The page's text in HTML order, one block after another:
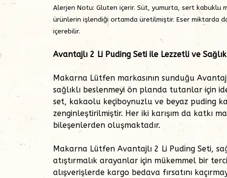
Alerjen Notu: Gluten içerir. Süt, yumurta, sert kabuklu
ürünlerin işlendiği ortamda üretilmiştir. Eser miktarda
içerebilir.
Avantajlı 2 Li Puding Seti ile Lezzetli ve
Makarna Lütfen markasının sunduğu
sağlıklı beslenmeyi ön planda tutanlar için
set, kakaolu keçiboynuzlu ve beyaz puding
zenginleştirilmiştir. Her iki karışım da katkı
bileşenlerden oluşmaktadır.
Makarna Lütfen Avantajlı 2 Li Puding Seti,
atıştırmalık arayanlar için mükemmel bir
alışverişlerde kargo bedava fırsatını